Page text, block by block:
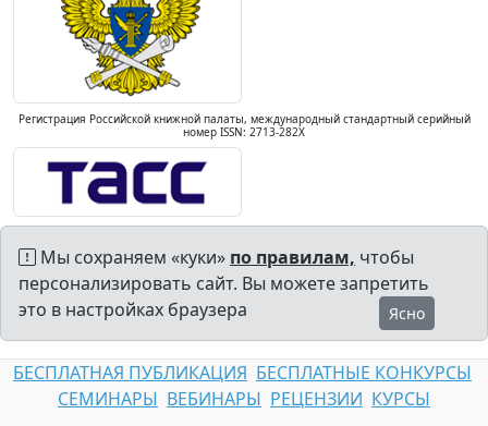
Регистрация Российской книжной палаты, международный стандартный серийный
номер ISSN: 2713-282X
Мы сохраняем «куки» по правилам, чтобы
персонализировать сайт. Вы можете запретить
это в настройках браузера
Ясно
БЕСПЛАТНАЯ ПУБЛИКАЦИЯ БЕСПЛАТНЫЕ КОНКУРСЫ
СЕМИНАРЫ ВЕБИНАРЫ РЕЦЕНЗИИ КУРСЫ